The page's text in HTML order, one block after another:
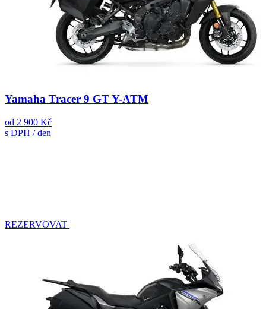
Yamaha Tracer 9 GT Y-ATM
od 2 900 Kč
s DPH / den
REZERVOVAT